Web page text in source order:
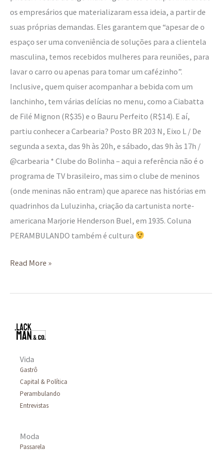
os empresários que materializaram essa ideia, a partir de
suas próprias demandas. Eles garantem que “apesar de o
espaço ser uma conveniência de soluções para a clientela
masculina, temos recebidos mulheres para reuniões, para
lavar o carro ou apenas para tomar um cafézinho”.
Inclusive, quem quiser acompanhar a bebida com um
lanchinho, tem várias delícias no menu, como a Ciabatta
de Filé Mignon (R$35) e o Bauru Perfeito (R$14). E aí,
partiu conhecer a Carbearia? Posto BR 203 N, Eixo L / De
segunda a sexta, das 9h às 20h, e sábado, das 9h às 17h /
@carbearia * Clube do Bolinha – aqui a referência não é o
programa de TV brasileiro, mas sim o clube de meninos
(onde meninas não entram) que aparece nas histórias em
quadrinhos da Luluzinha, criação da cartunista norte-
americana Marjorie Henderson Buel, em 1935. Coluna
PERAMBULANDO também é cultura
Read More »
Vida
Gastrô
Capital & Política
Perambulando
Entrevistas
Moda
Passarela